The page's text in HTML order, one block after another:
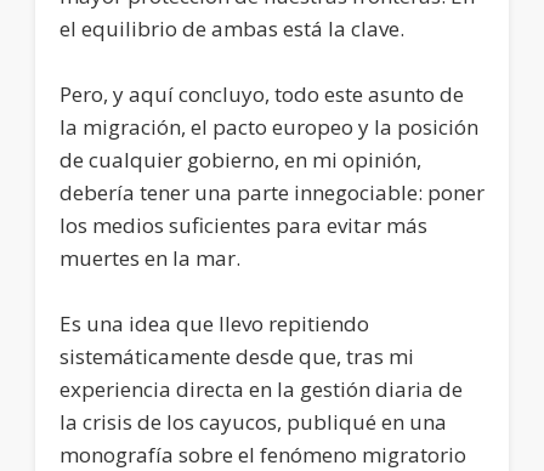
el equilibrio de ambas está la clave.
Pero, y aquí concluyo, todo este asunto de
la migración, el pacto europeo y la posición
de cualquier gobierno, en mi opinión,
debería tener una parte innegociable: poner
los medios suficientes para evitar más
muertes en la mar.
Es una idea que llevo repitiendo
sistemáticamente desde que, tras mi
experiencia directa en la gestión diaria de
la crisis de los cayucos, publiqué en una
monografía sobre el fenómeno migratorio